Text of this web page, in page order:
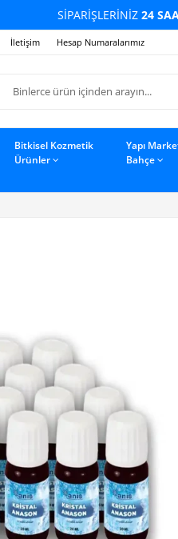
SİPARİŞLERİNİZ 24
İletişim Hesap Numaralarımız
Bitkisel Kozmetik
Ürünler
Yapı
Bahçe